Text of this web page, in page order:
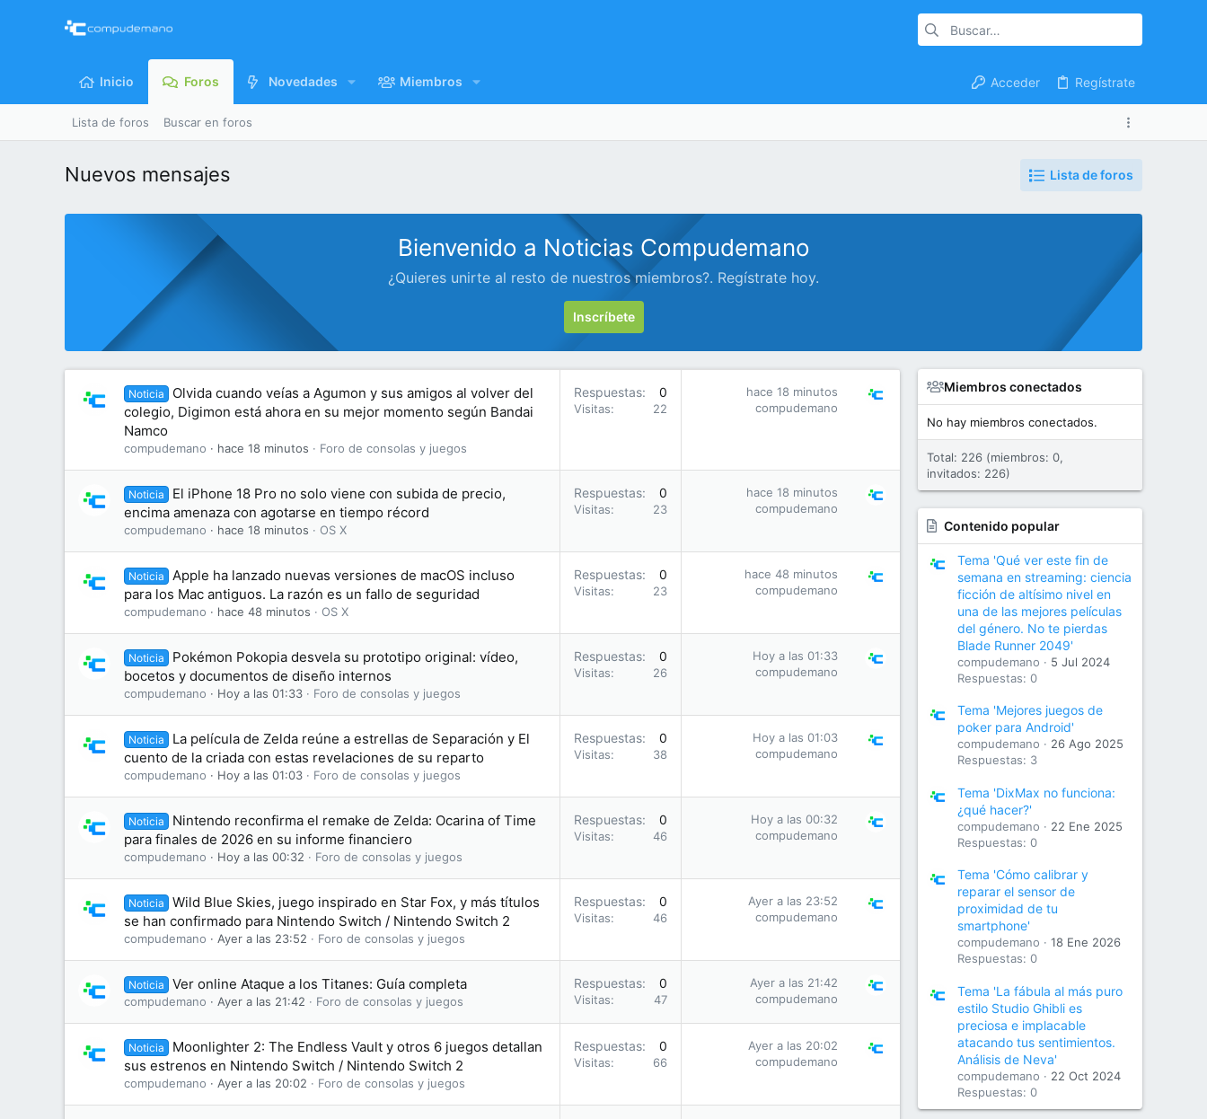
Inicio Foros Novedades Miembros Acceder Regístrate
Lista de foros Buscar en foros
Nuevos mensajes Lista de foros
Bienvenido a Noticias Compudemano
¿Quieres unirte al resto de nuestros miembros?. Regístrate hoy.
Inscríbete
Noticia
Olvida cuando veías a Agumon y sus amigos al volver del
colegio, Digimon está ahora en su mejor momento según Bandai
Namco
compudemano hace 18 minutos Foro de consolas y juegos
Respuestas 0
Visitas 22
hace 18 minutos
compudemano
Noticia
El iPhone 18 Pro no solo viene con subida de precio,
encima amenaza con agotarse en tiempo récord
compudemano hace 18 minutos OS X
Respuestas 0
Visitas 23
hace 18 minutos
compudemano
Noticia
Apple ha lanzado nuevas versiones de macOS incluso
para los Mac antiguos. La razón es un fallo de seguridad
compudemano hace 48 minutos OS X
Respuestas 0
Visitas 23
hace 48 minutos
compudemano
Noticia
Pokémon Pokopia desvela su prototipo original: vídeo,
bocetos y documentos de diseño internos
compudemano Hoy a las 01:33 Foro de consolas y juegos
Respuestas 0
Visitas 26
Hoy a las 01:33
compudemano
Noticia
La película de Zelda reúne a estrellas de Separación y El
cuento de la criada con estas revelaciones de su reparto
compudemano Hoy a las 01:03 Foro de consolas y juegos
Respuestas 0
Visitas 38
Hoy a las 01:03
compudemano
Noticia
Nintendo reconfirma el remake de Zelda: Ocarina of Time
para finales de 2026 en su informe financiero
compudemano Hoy a las 00:32 Foro de consolas y juegos
Respuestas 0
Visitas 46
Hoy a las 00:32
compudemano
Noticia
Wild Blue Skies, juego inspirado en Star Fox, y más títulos
se han confirmado para Nintendo Switch / Nintendo Switch 2
compudemano Ayer a las 23:52 Foro de consolas y juegos
Respuestas 0
Visitas 46
Ayer a las 23:52
compudemano
Noticia Ver online Ataque a los Titanes: Guía completa
compudemano Ayer a las 21:42 Foro de consolas y juegos
Respuestas 0
Visitas 47
Ayer a las 21:42
compudemano
Noticia
Moonlighter 2: The Endless Vault y otros 6 juegos detallan
sus estrenos en Nintendo Switch / Nintendo Switch 2
compudemano Ayer a las 20:02 Foro de consolas y juegos
Respuestas 0
Visitas 66
Ayer a las 20:02
compudemano
Miembros conectados
No hay miembros conectados.
Total: 226 (miembros: 0,
invitados: 226)
Contenido popular
Tema 'Qué ver este fin de
semana en streaming: ciencia
ficción de altísimo nivel en
una de las mejores películas
del género. No te pierdas
Blade Runner 2049'
compudemano
5 Jul 2024
Respuestas: 0
Tema 'Mejores juegos de
poker para Android'
compudemano
26 Ago 2025
Respuestas: 3
Tema 'DixMax no funciona:
¿qué hacer?'
compudemano
22 Ene 2025
Respuestas: 0
Tema 'Cómo calibrar y
reparar el sensor de
proximidad de tu
smartphone'
compudemano
18 Ene 2026
Respuestas: 0
Tema 'La fábula al más puro
estilo Studio Ghibli es
preciosa e implacable
atacando tus sentimientos.
Análisis de Neva'
compudemano
22 Oct 2024
Respuestas: 0